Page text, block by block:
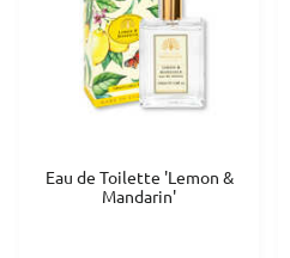
Eau de Toilette 'Lemon &
Mandarin'